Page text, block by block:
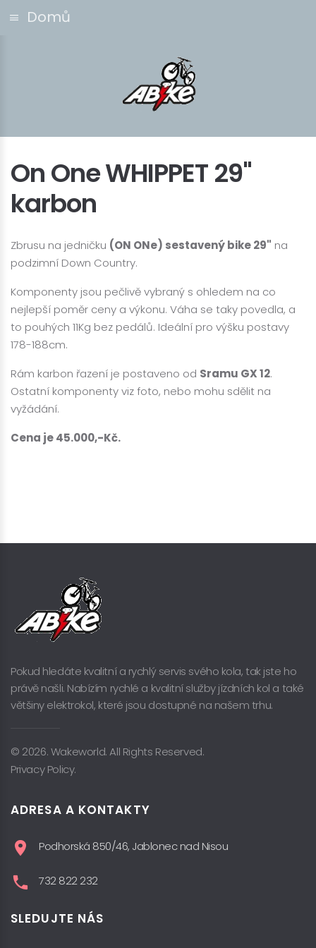
Domů
On One WHIPPET 29"
karbon
Zbrusu na jedničku (ON ONe) sestavený bike 29" na
podzimní Down Country.
Komponenty jsou pečlivě vybraný s ohledem na co
nejlepší poměr ceny a výkonu. Váha se taky povedla, a
to pouhých 11Kg bez pedálů. Ideální pro výšku postavy
178-188cm.
Rám karbon řazení je postaveno od Sramu GX 12.
Ostatní komponenty viz foto, nebo mohu sdělit na
vyžádání.
Cena je 45.000,-Kč.
Pokud hledáte kvalitní a rychlý servis svého kola, tak jste ho
právě našli. Nabízím rychlé a kvalitní služby jízdních kol a také
většiny elektrokol, které jsou dostupné na našem trhu.
© 2026. Wakeworld. All Rights Reserved.
Privacy Policy.
ADRESA A KONTAKTY
Podhorská 850/46, Jablonec nad Nisou
732 822 232
SLEDUJTE NÁS